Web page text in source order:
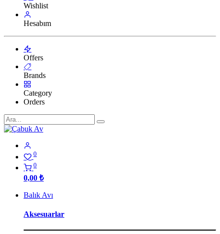
Wishlist
Hesabım
Offers
Brands
Category
Orders
0
0
0,00 ₺
Balık Avı
Aksesuarlar